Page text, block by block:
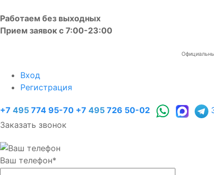
Работаем без выходных
Прием заявок с 7:00-23:00
Вход
Регистрация
+7 495 774 95-70 +7 495 726 50-02
Заказать звонок
Ваш телефон*